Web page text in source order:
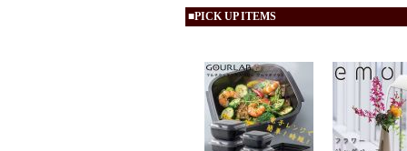
■PICK UP ITEMS